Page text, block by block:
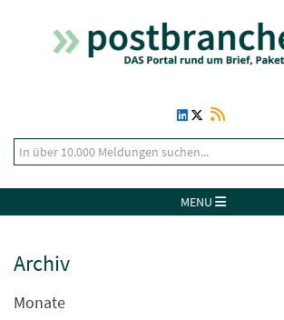
MENU
Archiv
Monate